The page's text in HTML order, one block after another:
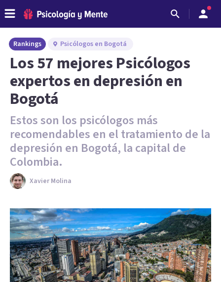
Rankings Psicólogos en Bogotá
Los 57 mejores Psicólogos
expertos en depresión en
Bogotá
Estos son los psicólogos más
recomendables en el tratamiento de la
depresión en Bogotá, la capital de
Colombia.
Xavier Molina